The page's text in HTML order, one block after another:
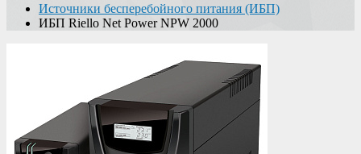
Источники бесперебойного питания (ИБП)
ИБП Riello Net Power NPW 2000